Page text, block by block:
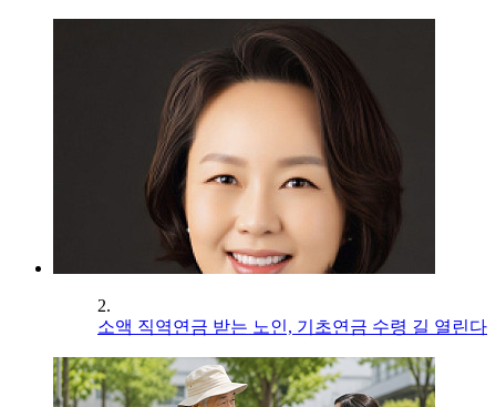
2.
소액 직역연금 받는 노인, 기초연금 수령 길 열린다